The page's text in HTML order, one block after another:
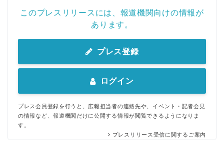
このプレスリリースには、報道機関向けの情報が
あります。
プレス登録
ログイン
プレス会員登録を行うと、広報担当者の連絡先や、イベント・記者会見
の情報など、報道機関だけに公開する情報が閲覧できるようになりま
す。
プレスリリース受信に関するご案内